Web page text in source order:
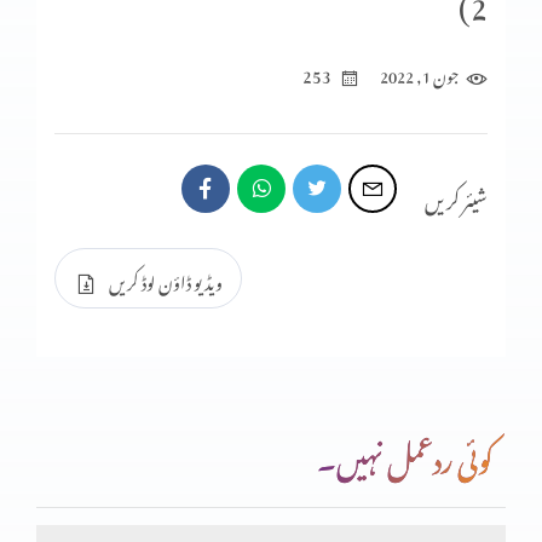
ایڈورڈ کالج پشاور کو ہتھیانے کی کوشیش
کیوں اقلیتیں ملک چھوڑ رہی ہیں؟ ایڈورڈ کالج پشاور
جبری تبدیلیِ مذہب اور تعلیمی نصاب
جون 1, 2022 253
شیئر کریں
ویڈیو ڈاؤن لوڈ کریں
کوئی ردعمل نہیں۔